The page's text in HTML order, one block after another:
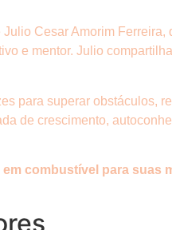
Cesar Amorim Ferreira,
e mentor. Julio
para superar obstáculos,
de crescimento,
combustível para suas